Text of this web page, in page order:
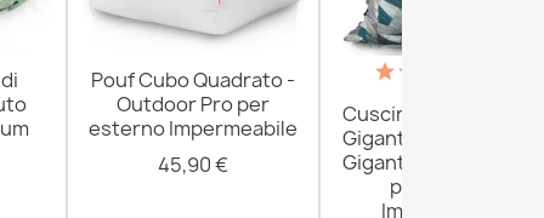
Pouf Cubo Quadrato -
Outdoor Pro per
esterno Impermeabile
45,90 €
Cuscino da
Gigante XXL per
Gigante - Outdoor
per esterno
Impermeabile